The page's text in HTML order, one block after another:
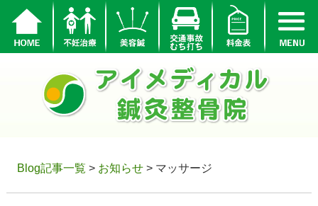
Blog記事一覧 > お知らせ> マッサージ